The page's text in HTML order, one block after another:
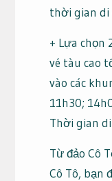
thời gian di
+ Lựa chọn
vé tàu cao
vào các
11h30;
Thời gian
Từ đảo Cô
Cô Tô, bạn